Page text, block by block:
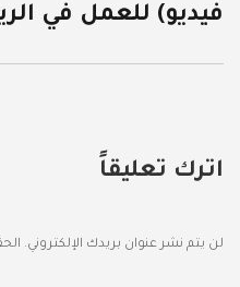
فيديو) للعمل في
اترك تعليقاً
لن يتم نشر عنوان بريدك الإلكتروني.